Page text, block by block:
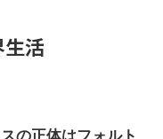
活
の正体はフォルト